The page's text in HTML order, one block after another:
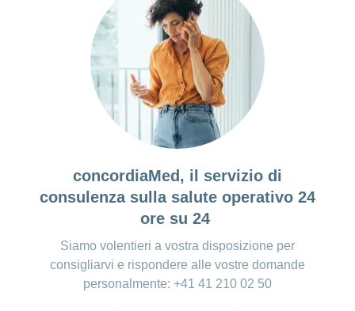
concordiaMed, il servizio di
consulenza sulla salute operativo 24
ore su 24
Siamo volentieri a vostra disposizione per
consigliarvi e rispondere alle vostre domande
personalmente: +41 41 210 02 50